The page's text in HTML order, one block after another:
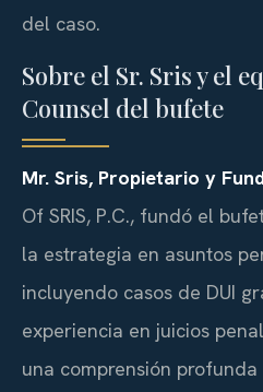
del caso.
Sobre el Sr. Sris y el
Counsel del bufete
Mr. Sris, Propietario y
Of SRIS, P.C., fundó el
la estrategia en asuntos
incluyendo casos de DUI
experiencia en juicios
una comprensión